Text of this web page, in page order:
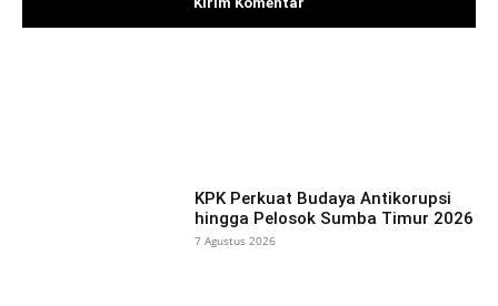
KPK Perkuat Budaya Antikorupsi
hingga Pelosok Sumba Timur 2026
7 Agustus 2026